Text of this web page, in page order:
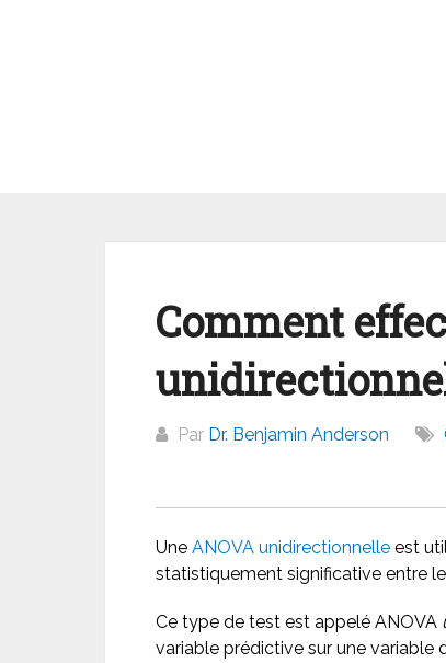
Comment
Par Dr. Benjamin Anderson
Une ANOVA unidirectionnelle est
statistiquement significative entre
Ce type de test est appelé ANOVA
variable prédictive sur une variable